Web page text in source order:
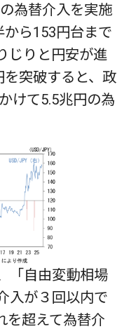
為替介入を実施
から153円台まで
じりと円安が進
突破すると、政
けて5.5兆円の為
「自由変動相場
入が３回以内で
を超えて為替介